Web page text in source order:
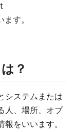
す。
？
システムまたは
人、場所、オブ
をいいます。